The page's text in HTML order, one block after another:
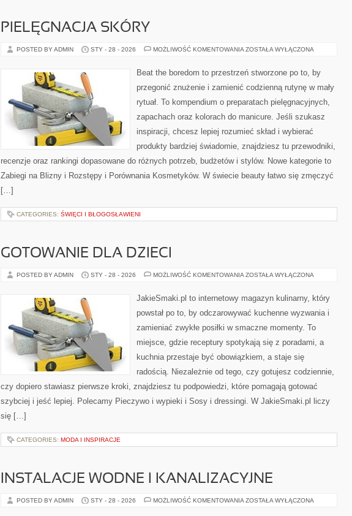
PIELĘGNACJA SKÓRY
POSTED BY ADMIN STY - 28 - 2026 MOŻLIWOŚĆ KOMENTOWANIA PIELĘGNACJA
ZOSTAŁA WYŁĄCZONA
Beat the boredom to przestrzeń stworzone po to, by
przegonić znużenie i zamienić codzienną rutynę w mały
rytuał. To kompendium o preparatach pielęgnacyjnych,
zapachach oraz kolorach do manicure. Jeśli szukasz
inspiracji, chcesz lepiej rozumieć skład i wybierać
produkty bardziej świadomie, znajdziesz tu przewodniki,
recenzje oraz rankingi dopasowane do różnych potrzeb, budżetów i stylów. Nowe kategorie to
Zabiegi na Blizny i Rozstępy i Porównania Kosmetyków. W świecie beauty łatwo się zmęczyć
[…]
CATEGORIES: ŚWIĘCI I BŁOGOSŁAWIENI
GOTOWANIE DLA DZIECI
POSTED BY ADMIN STY - 28 - 2026 MOŻLIWOŚĆ KOMENTOWANIA GOTOWANIE
ZOSTAŁA WYŁĄCZONA
JakieSmaki.pl to internetowy magazyn kulinarny, który
powstał po to, by odczarowywać kuchenne wyzwania i
zamieniać zwykłe posiłki w smaczne momenty. To
miejsce, gdzie receptury spotykają się z poradami, a
kuchnia przestaje być obowiązkiem, a staje się
radością. Niezależnie od tego, czy gotujesz codziennie,
czy dopiero stawiasz pierwsze kroki, znajdziesz tu podpowiedzi, które pomagają gotować
szybciej i jeść lepiej. Polecamy Pieczywo i wypieki i Sosy i dressingi. W JakieSmaki.pl liczy
się […]
CATEGORIES: MODA I INSPIRACJE
INSTALACJE WODNE I KANALIZACYJNE
POSTED BY ADMIN STY - 28 - 2026 MOŻLIWOŚĆ KOMENTOWANIA INSTALACJE
ZOSTAŁA WYŁĄCZONA